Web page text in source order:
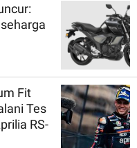
Fit
Tes
RS-